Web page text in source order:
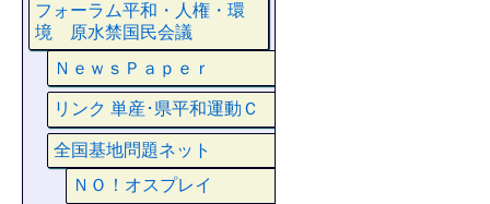
フォーラム平和・人権・環
境 原水禁国民会議
ＮｅｗｓＰａｐｅｒ
リンク 単産･県平和運動Ｃ
全国基地問題ネット
ＮＯ！オスプレイ